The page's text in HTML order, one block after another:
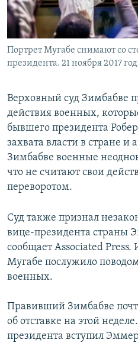
Портрет Мугабе снимают со
президента. 21 ноября 2017
Верховный суд Зимбабве
действия военных,
бывшего президента
захвата власти в стране и
Зимбабве военные
что не считают свои
переворотом.
Суд также признал
вице-президента страны
сообщает Associated
Мугабе послужило
военных.
Правивший Зимбабве
об отставке на этой
президента вступил